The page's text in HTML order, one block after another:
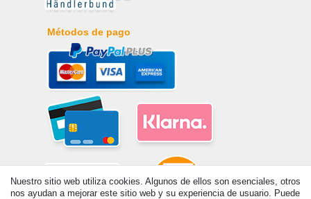
Métodos de pago
Nuestro sitio web utiliza cookies. Algunos de ellos son esenciales, otros
nos ayudan a mejorar este sitio web y su experiencia de usuario. Puede